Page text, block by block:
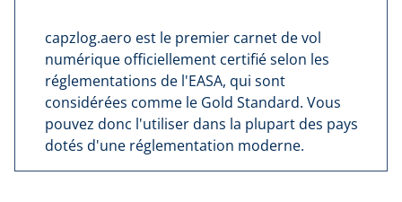
capzlog.aero est le premier carnet de vol
numérique officiellement certifié selon les
réglementations de l'EASA, qui sont
considérées comme le Gold Standard. Vous
pouvez donc l'utiliser dans la plupart des pays
dotés d'une réglementation moderne.